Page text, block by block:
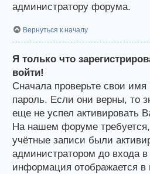
администратору форума.
Вернуться к началу
Я только что
войти!
Сначала проверьте свои имя
пароль. Если они верны, то
еще не успел активировать
На нашем форуме
учётные записи были
администратором до входа
информация отображается в